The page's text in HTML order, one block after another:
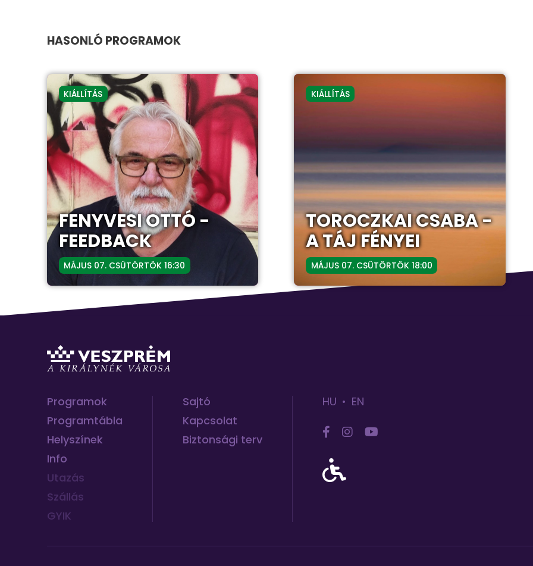
HASONLÓ PROGRAMOK
KIÁLLÍTÁS
FENYVESI OTTÓ -
FEEDBACK
MÁJUS 07. CSÜTÖRTÖK 16:30
KIÁLLÍTÁS
TOROCZKAI CSABA -
A TÁJ FÉNYEI
MÁJUS 07. CSÜTÖRTÖK 18:00
Programok
Programtábla
Helyszínek
Info
Utazás
Szállás
GYIK
Sajtó
Kapcsolat
Biztonsági terv
HU EN